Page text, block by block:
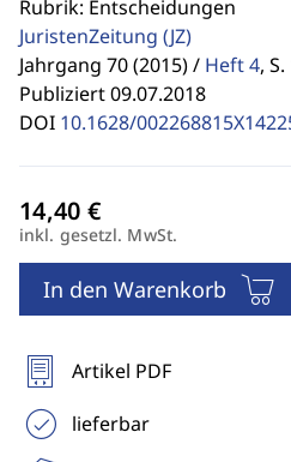
Rubrik: Entscheidungen
JuristenZeitung (JZ)
Jahrgang 70 (2015) / Heft 4,
Publiziert 09.07.2018
DOI 10.1628/
inkl. gesetzl. MwSt.
In den Warenkorb
Artikel PDF
lieferbar